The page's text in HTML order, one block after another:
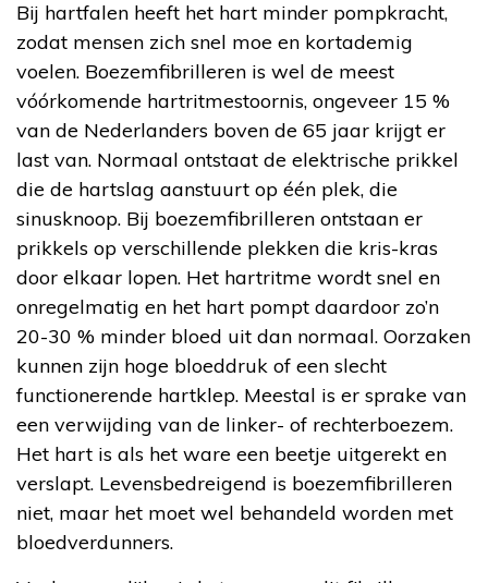
Bij hartfalen heeft het hart minder pompkracht,
zodat mensen zich snel moe en kortademig
voelen. Boezemfibrilleren is wel de meest
vóórkomende hartritmestoornis, ongeveer 15 %
van de Nederlanders boven de 65 jaar krijgt er
last van. Normaal ontstaat de elektrische prikkel
die de hartslag aanstuurt op één plek, die
sinusknoop. Bij boezemfibrilleren ontstaan er
prikkels op verschillende plekken die kris-kras
door elkaar lopen. Het hartritme wordt snel en
onregelmatig en het hart pompt daardoor zo’n
20-30 % minder bloed uit dan normaal. Oorzaken
kunnen zijn hoge bloeddruk of een slecht
functionerende hartklep. Meestal is er sprake van
een verwijding van de linker- of rechterboezem.
Het hart is als het ware een beetje uitgerekt en
verslapt. Levensbedreigend is boezemfibrilleren
niet, maar het moet wel behandeld worden met
bloedverdunners.